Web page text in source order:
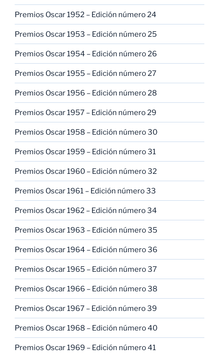
Premios Oscar 1952 – Edición número 24
Premios Oscar 1953 – Edición número 25
Premios Oscar 1954 – Edición número 26
Premios Oscar 1955 – Edición número 27
Premios Oscar 1956 – Edición número 28
Premios Oscar 1957 – Edición número 29
Premios Oscar 1958 – Edición número 30
Premios Oscar 1959 – Edición número 31
Premios Oscar 1960 – Edición número 32
Premios Oscar 1961 – Edición número 33
Premios Oscar 1962 – Edición número 34
Premios Oscar 1963 – Edición número 35
Premios Oscar 1964 – Edición número 36
Premios Oscar 1965 – Edición número 37
Premios Oscar 1966 – Edición número 38
Premios Oscar 1967 – Edición número 39
Premios Oscar 1968 – Edición número 40
Premios Oscar 1969 – Edición número 41